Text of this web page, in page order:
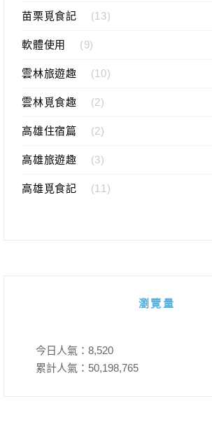
苗栗覓食記 (13)
軟體使用 (9)
雲林旅遊趣 (10)
雲林覓食趣 (2)
高雄住宿篇 (2)
高雄旅遊趣 (3)
高雄覓食記 (11)
瀏覽量
今日人氣： 8,520
累計人氣： 50,198,765